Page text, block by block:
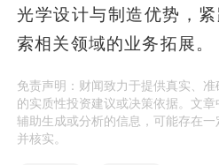
光学设计与制造优势，
索相关领域的业务拓展。
免责声明：财闻致力于提供真实、
的实质性投资建议或决策依据。文
辅助生成或分析的信息，可能存在
并核实。